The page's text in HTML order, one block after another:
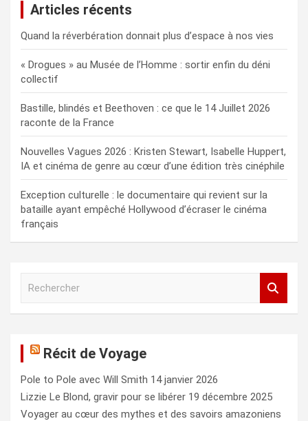
Articles récents
Quand la réverbération donnait plus d’espace à nos vies
« Drogues » au Musée de l’Homme : sortir enfin du déni
collectif
Bastille, blindés et Beethoven : ce que le 14 Juillet 2026
raconte de la France
Nouvelles Vagues 2026 : Kristen Stewart, Isabelle Huppert,
IA et cinéma de genre au cœur d’une édition très cinéphile
Exception culturelle : le documentaire qui revient sur la
bataille ayant empêché Hollywood d’écraser le cinéma
français
c
h
e
r
Récit de Voyage
Pole to Pole avec Will Smith 14 janvier 2026
Lizzie Le Blond, gravir pour se libérer 19 décembre 2025
Voyager au cœur des mythes et des savoirs amazoniens